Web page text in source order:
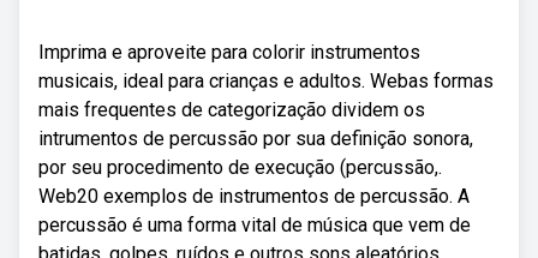
Imprima e aproveite para colorir instrumentos
musicais, ideal para crianças e adultos. Webas formas
mais frequentes de categorização dividem os
intrumentos de percussão por sua definição sonora,
por seu procedimento de execução (percussão,.
Web20 exemplos de instrumentos de percussão. A
percussão é uma forma vital de música que vem de